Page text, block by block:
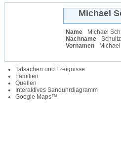
Michael
Name Michael
Nachname
Schultz
Vornamen
Michael
Tatsachen und Ereignisse
Familien
Quellen
Interaktives Sanduhrdiagramm
Google Maps™